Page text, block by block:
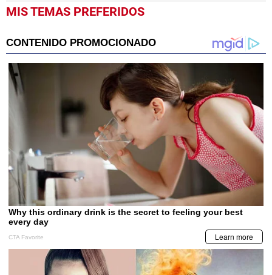
MIS TEMAS PREFERIDOS